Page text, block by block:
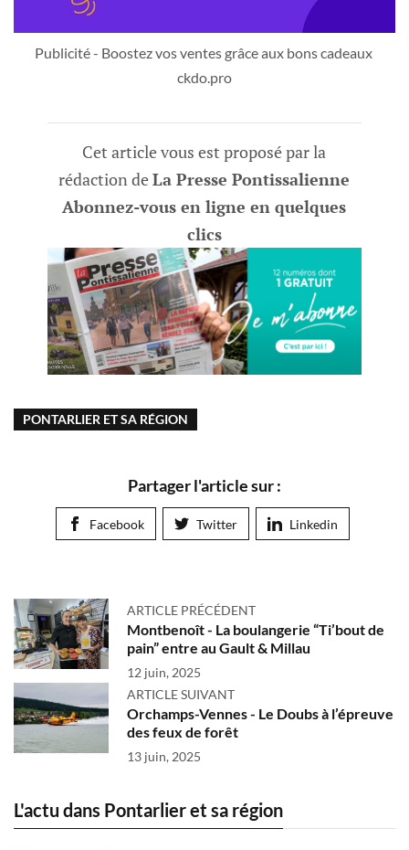
Publicité - Boostez vos ventes grâce aux bons cadeaux
ckdo.pro
Cet article vous est proposé par la
rédaction deLa Presse Pontissalienne
Abonnez-vous en ligne en quelques
clics
PONTARLIER ET SA RÉGION
Partager l'article sur :
Facebook Twitter Linkedin
ARTICLE PRÉCÉDENT
Montbenoît - La boulangerie “Ti’bout de
pain” entre au Gault & Millau
12 juin, 2025
ARTICLE SUIVANT
Orchamps-Vennes - Le Doubs à l’épreuve
des feux de forêt
13 juin, 2025
L'actu dans Pontarlier et sa région